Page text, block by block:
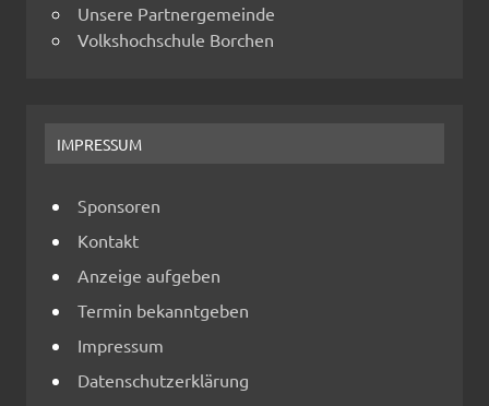
Unsere Partnergemeinde
Volkshochschule Borchen
IMPRESSUM
Sponsoren
Kontakt
Anzeige aufgeben
Termin bekanntgeben
Impressum
Datenschutzerklärung